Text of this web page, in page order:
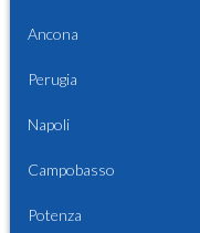
Ancona
Perugia
Napoli
Campobasso
Potenza